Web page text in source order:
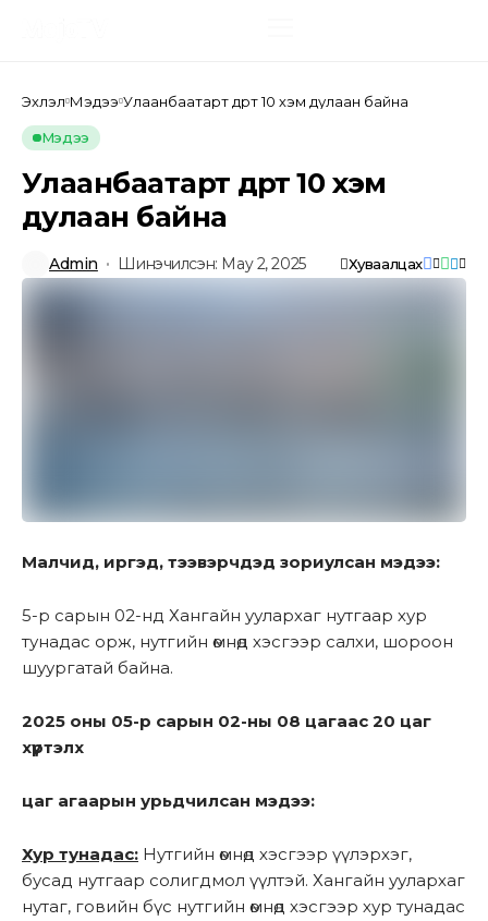
Эхлэл Мэдээ Улаанбаатарт өдөртөө 10 хэм дулаан байна
Мэдээ
Улаанбаатарт өдөртөө 10 хэм
дулаан байна
Admin Шинэчилсэн: May 2, 2025 Хуваалцах
Малчид, иргэд, тээвэрчдэд зориулсан мэдээ:
5-р сарын 02-нд Хангайн уулархаг нутгаар хур
тунадас орж, нутгийн өмнөд хэсгээр салхи, шороон
шуургатай байна.
2025 оны 05-р сарын 02-ны 08 цагаас 20 цаг
хүртэлх
цаг агаарын урьдчилсан мэдээ:
Хур тунадас: Нутгийн өмнөд хэсгээр үүлэрхэг,
бусад нутгаар солигдмол үүлтэй. Хангайн уулархаг
нутаг, говийн бүс нутгийн өмнөд хэсгээр хур тунадас